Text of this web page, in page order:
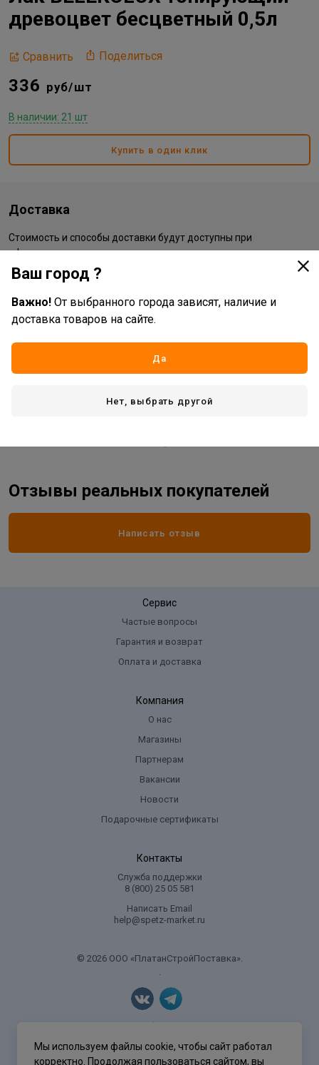
древоцвет бесцветный 0,5л
Сравнить Поделиться
336 руб/шт
В наличии: 21 шт
Купить в один клик
Доставка
Стоимость и способы доставки будут доступны при
оформлении заказа.
Характеристики
Рабочий ассортимент
Страна производитель РОССИЯ
Отзывы реальных покупателей
Написать отзыв
Сервис
Частые вопросы
Гарантия и возврат
Оплата и доставка
Компания
О нас
Магазины
Партнерам
Вакансии
Новости
Подарочные сертификаты
Контакты
Служба поддержки
8 (800) 25 05 581
Написать Email
help@spetz-market.ru
© 2026 ООО «ПлатанСтройПоставка».
.
Политика конфиденциальности
Ваш город ?
Важно! От выбранного города зависят, наличие и
доставка товаров на сайте.
Да
Нет, выбрать другой
Мы используем файлы cookie, чтобы сайт работал
корректно. Продолжая пользоваться сайтом, вы